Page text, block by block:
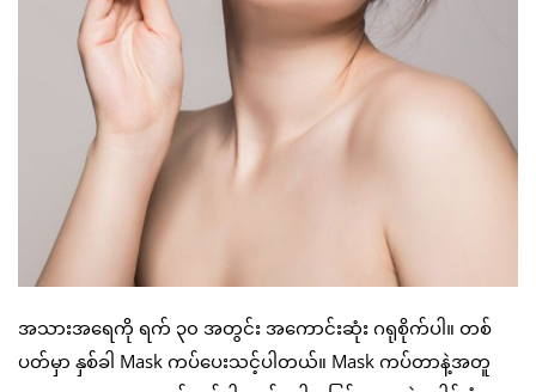
အသားအရေကို ရက် ၃၀ အတွင်း အကောင်းဆုံး ဂရုစိုက်ပါ။ တစ်
ပတ်မှာ နှစ်ခါ Mask ကပ်ပေးသင့်ပါတယ်။ Mask ကပ်တာနဲ့အတူ